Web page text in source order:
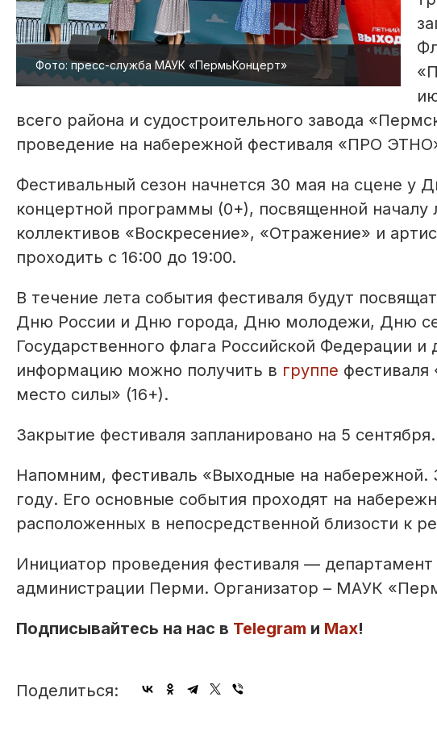
Фото: пресс-служба МАУК «ПермьКонцерт»
всего района и судостроительного завода
проведение на набережной фестиваля «ПРО
Фестивальный сезон начнется 30 мая на сцене у
концертной программы (0+), посвященной
коллективов «Воскресение», «Отражение» и
проходить с 16:00 до 19:00.
В течение лета события фестиваля будут
Дню России и Дню города, Дню молодежи, Дню
Государственного флага Российской Федерации
информацию можно получить в группе
место силы» (16+).
Закрытие фестиваля запланировано на 5 сентября.
Напомним, фестиваль «Выходные на набережной.
году. Его основные события проходят на
расположенных в непосредственной близости к
Инициатор проведения фестиваля —
администрации Перми. Организатор – МАУК
Подписывайтесь на нас в Telegram и Max!
Поделиться: